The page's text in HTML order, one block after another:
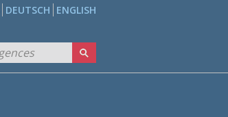
ENGLISH
DEUTSCH